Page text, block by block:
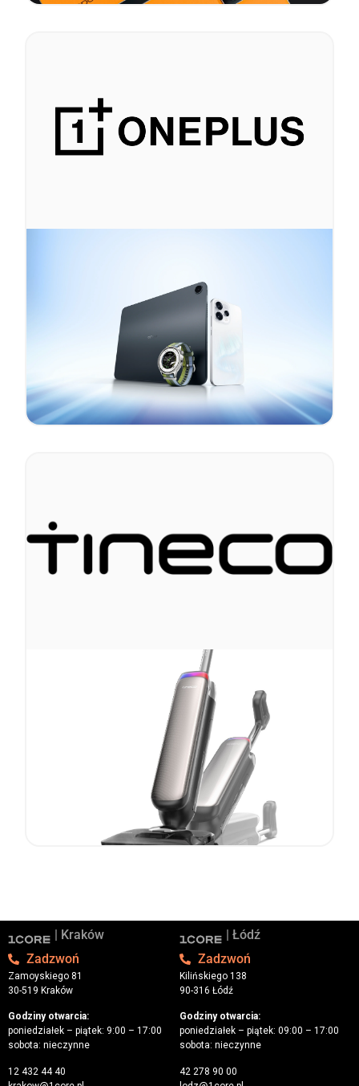
| Kraków
Zadzwoń
Zamoyskiego 81
30-519 Kraków
Godziny otwarcia:
poniedziałek – piątek: 9:00 – 17:00
sobota: nieczynne
12 432 44 40
| Łódź
Zadzwoń
Kilińskiego 138
90-316 Łódź
Godziny otwarcia:
poniedziałek – piątek: 09:00 – 17:00
sobota: nieczynne
42 278 90 00